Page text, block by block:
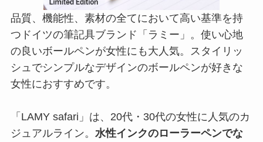
品質、機能性、素材の全てにおいて高い基準を持
つドイツの筆記具ブランド「ラミー」。使い心地
の良いボールペンが女性にも大人気。スタイリッ
シュでシンプルなデザインのボールペンが好きな
女性におすすめです。
「LAMY safari」は、20代・30代の女性に人気のカ
ジュアルライン。 水性インクのローラーペンでな